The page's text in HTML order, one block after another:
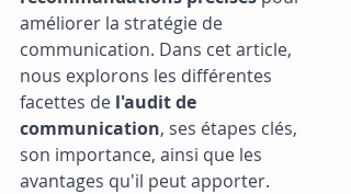
améliorer la stratégie de
communication. Dans cet article,
nous explorons les différentes
facettes de l'audit de
communication, ses étapes clés,
son importance, ainsi que les
avantages qu'il peut apporter.